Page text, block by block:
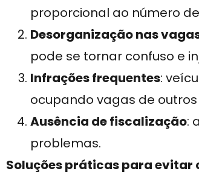
proporcional ao número
Desorganização nas
pode se tornar confuso e
Infrações frequentes:
ocupando vagas de
Ausência de fiscalização:
problemas.
Soluções práticas para evitar